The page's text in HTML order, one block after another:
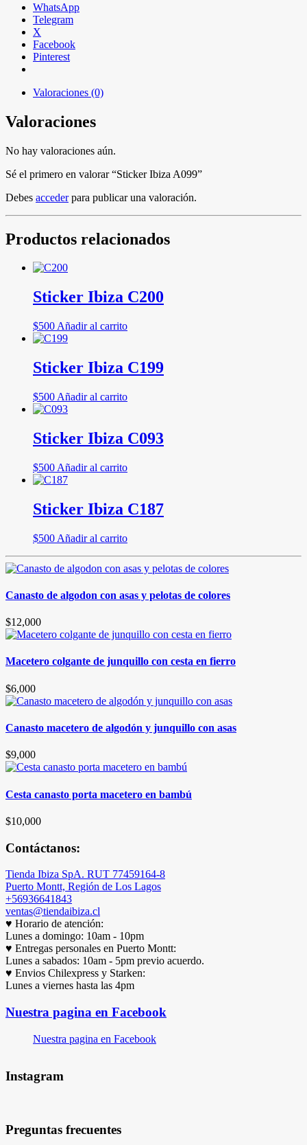
WhatsApp
Telegram
X
Facebook
Pinterest
Valoraciones (0)
Valoraciones
No hay valoraciones aún.
Sé el primero en valorar “Sticker Ibiza A099”
Debes accederpara publicar una valoración.
Productos relacionados
Sticker Ibiza C200
$500 Añadir al carrito
Sticker Ibiza C199
$500 Añadir al carrito
Sticker Ibiza C093
$500 Añadir al carrito
Sticker Ibiza C187
$500 Añadir al carrito
Canasto de algodon con asas y pelotas de colores
$12,000
Macetero colgante de junquillo con cesta en fierro
$6,000
Canasto macetero de algodón y junquillo con asas
$9,000
Cesta canasto porta macetero en bambú
$10,000
Contáctanos:
Tienda Ibiza SpA. RUT 77459164-8
Puerto Montt, Región de Los Lagos
+56936641843
ventas@tiendaibiza.cl
♥ Horario de atención:
Lunes a domingo: 10am - 10pm
♥ Entregas personales en Puerto Montt:
Lunes a sabados: 10am - 5pm previo acuerdo.
♥ Envios Chilexpress y Starken:
Lunes a viernes hasta las 4pm
Nuestra pagina en Facebook
Nuestra pagina en Facebook
Instagram
Preguntas frecuentes